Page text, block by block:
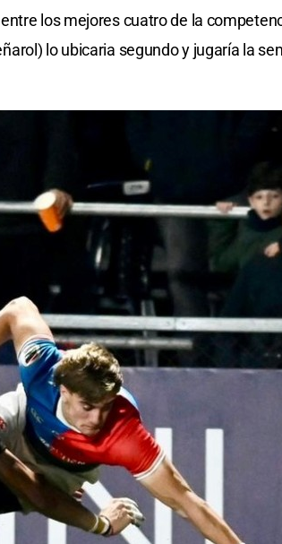
los mejores cuatro de la
lo ubicaria segundo y jugaría la